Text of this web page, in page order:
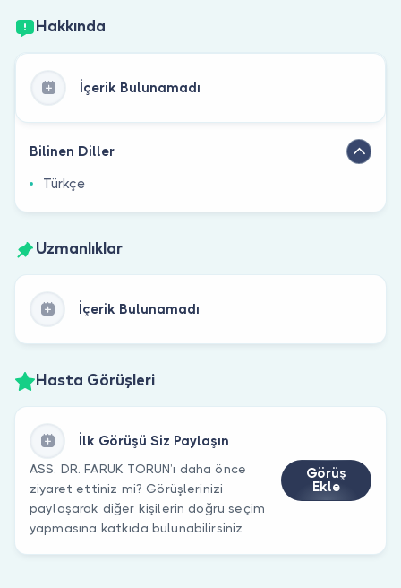
Hakkında
İçerik Bulunamadı
Bilinen Diller
Türkçe
Uzmanlıklar
İçerik Bulunamadı
Hasta Görüşleri
İlk Görüşü Siz Paylaşın
ASS. DR. FARUK TORUN’ı daha önce
ziyaret ettiniz mi? Görüşlerinizi
paylaşarak diğer kişilerin doğru seçim
yapmasına katkıda bulunabilirsiniz.
Görüş
Ekle